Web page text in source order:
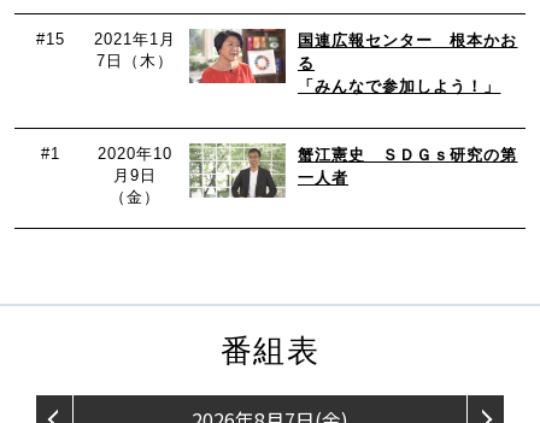
#15
2021年1月
7日（木）
国連広報センター 根本かお
る
「みんなで参加しよう！」
#1
2020年10
月9日
（金）
蟹江憲史 ＳＤＧｓ研究の第
一人者
番組表